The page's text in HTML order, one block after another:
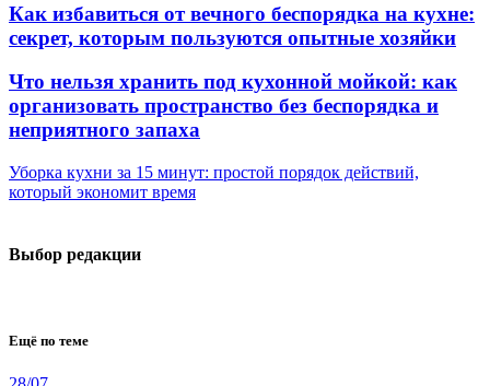
Как избавиться от вечного беспорядка на кухне:
секрет, которым пользуются опытные хозяйки
Что нельзя хранить под кухонной мойкой: как
организовать пространство без беспорядка и
неприятного запаха
Уборка кухни за 15 минут: простой порядок действий,
который экономит время
Выбор редакции
Ещё по теме